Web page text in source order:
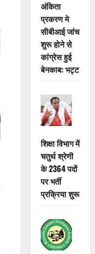
अंकिता
प्रकरण मे
सीबीआई जांच
शुरू होने से
कांग्रेस हुई
बेनकाब: भट्ट
शिक्षा विभाग में
चतुर्थ श्रेणी
के 2364 पदों
पर भर्ती
प्रक्रिया शुरू